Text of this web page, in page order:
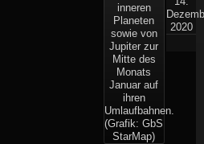
inneren
Planeten
sowie von
Jupiter zur
Mitte des
Monats
Januar auf
ihren
Umlaufbahnen.
(Grafik: GbS
StarMap)
2020